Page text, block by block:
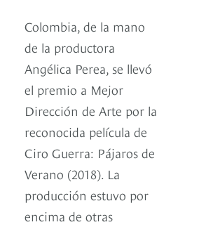
Colombia, de la mano
de la productora
Angélica Perea, se llevó
el premio a Mejor
Dirección de Arte por la
reconocida película de
Ciro Guerra: Pájaros de
Verano (2018). La
producción estuvo por
encima de otras